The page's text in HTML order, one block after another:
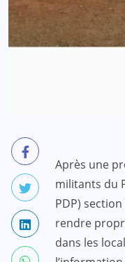
Après une
militants du
PDP)
rendre
dans les